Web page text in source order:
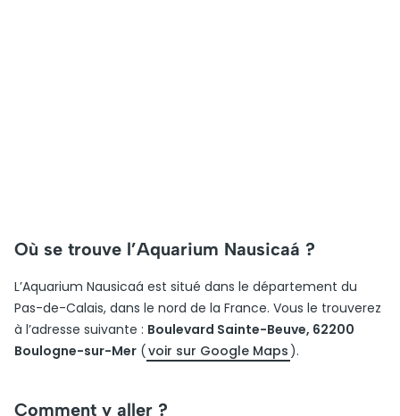
Où se trouve l’Aquarium Nausicaá ?
L’Aquarium Nausicaá est situé dans le département du
Pas-de-Calais, dans le nord de la France. Vous le trouverez
à l’adresse suivante : Boulevard Sainte-Beuve, 62200
Boulogne-sur-Mer (voir sur Google Maps ).
Comment y aller ?